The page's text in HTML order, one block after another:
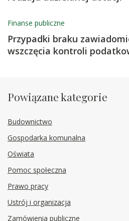
Finanse publiczne
Przypadki braku
wszczęcia kontroli
Powiązane kategorie
Budownictwo
Gospodarka komunalna
Oświata
Pomoc społeczna
Prawo pracy
Ustrój i organizacja
Zamówienia publiczne